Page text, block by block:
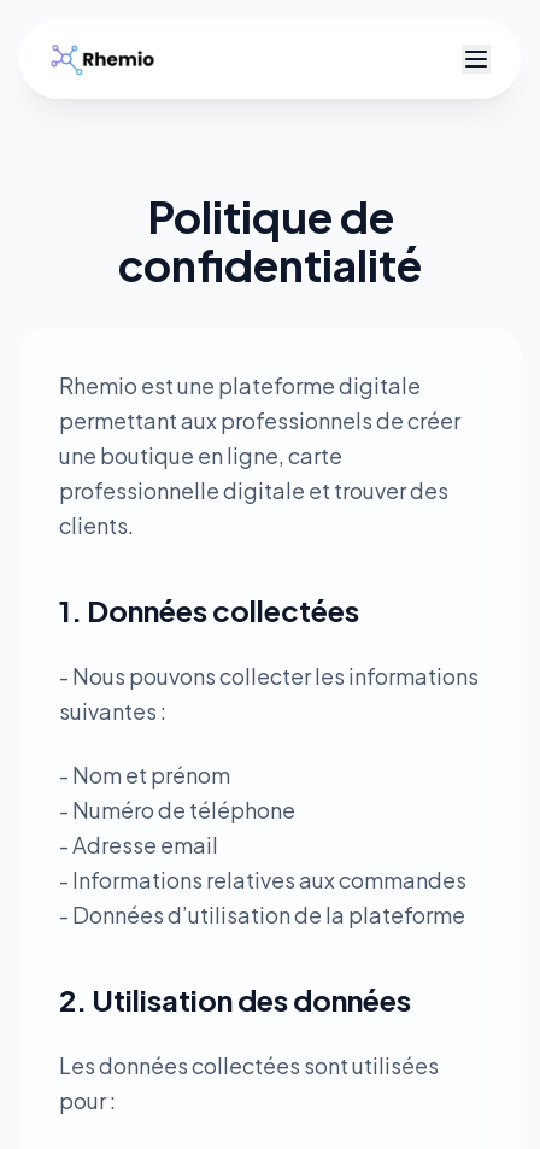
R
Politique de
confidentialité
Rhemio est une plateforme digitale
permettant aux professionnels de créer
une boutique en ligne, carte
professionnelle digitale et trouver des
clients.
1. Données collectées
- Nous pouvons collecter les informations
suivantes :
- Nom et prénom
- Numéro de téléphone
- Adresse email
- Informations relatives aux commandes
- Données d’utilisation de la plateforme
2. Utilisation des données
Les données collectées sont utilisées
pour :